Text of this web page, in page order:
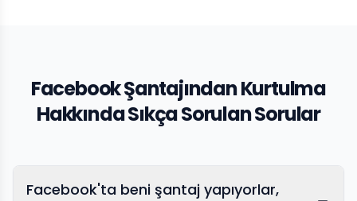
Facebook Şantajından Kurtulma
Hakkında Sıkça Sorulan Sorular
Facebook'ta beni şantaj yapıyorlar,